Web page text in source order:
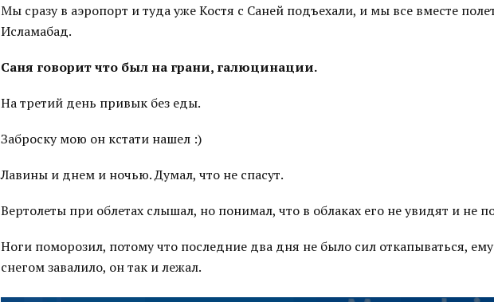
Мы сразу в аэропорт и туда уже Костя с Саней подъехали, и мы все вместе
Исламабад.
Саня говорит что был на грани, галюцинации.
На третий день привык без еды.
Заброску мою он кстати нашел :)
Лавины и днем и ночью. Думал, что не спасут.
Вертолеты при облетах слышал, но понимал, что в облаках его не увидят и не
Ноги поморозил, потому что последние два дня не было сил откапываться,
снегом завалило, он так и лежал.